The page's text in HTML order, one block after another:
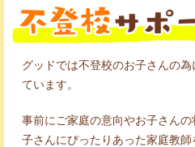
グッドでは不登校のお子さんの
ています。
事前にご家庭の意向やお子さん
子さんにぴったりあった家庭教師